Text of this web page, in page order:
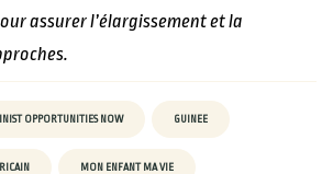
assurer l’élargissement et la
OPPORTUNITIES NOW GUINEE
MON ENFANT MA VIE